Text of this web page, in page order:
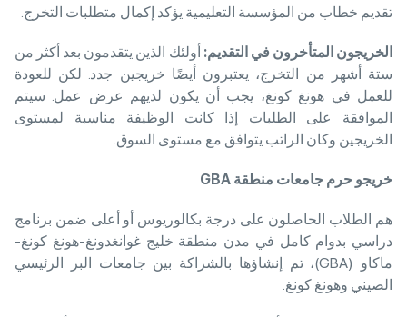
تقديم خطاب من المؤسسة التعليمية يؤكد إكمال متطلبات التخرج.
الخريجون المتأخرون في التقديم:أولئك الذين يتقدمون بعد أكثر من
ستة أشهر من التخرج، يعتبرون أيضًا خريجين جدد. لكن للعودة
للعمل في هونغ كونغ، يجب أن يكون لديهم عرض عمل. سيتم
الموافقة على الطلبات إذا كانت الوظيفة مناسبة لمستوى
الخريجين وكان الراتب يتوافق مع مستوى السوق.
خريجو حرم جامعات منطقة GBA
هم الطلاب الحاصلون على درجة بكالوريوس أو أعلى ضمن برنامج
دراسي بدوام كامل في مدن منطقة خليج غوانغدونغ-هونغ كونغ-
ماكاو (GBA)، تم إنشاؤها بالشراكة بين جامعات البر الرئيسي
الصيني وهونغ كونغ.